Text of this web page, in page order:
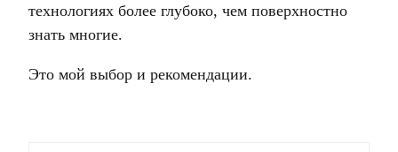
технологиях более глубоко, чем поверхностно
знать многие.
Это мой выбор и рекомендации.